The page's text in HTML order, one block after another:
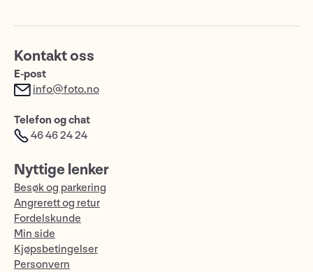
Kontakt oss
E-post
info@foto.no
Telefon og chat
46 46 24 24
Nyttige lenker
Besøk og parkering
Angrerett og retur
Fordelskunde
Min side
Kjøpsbetingelser
Personvern